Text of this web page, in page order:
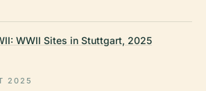
WWII Sites in Stuttgart, 2025
2025